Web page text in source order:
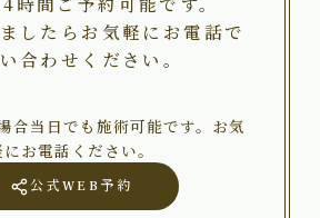
したらお気軽にお電話で
合わせください。
合当日でも施術可能です。お気
お電話ください。
公式WEB予約